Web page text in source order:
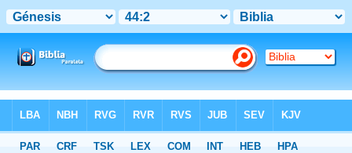
>Génesis Capítulo 44 > Verso 2